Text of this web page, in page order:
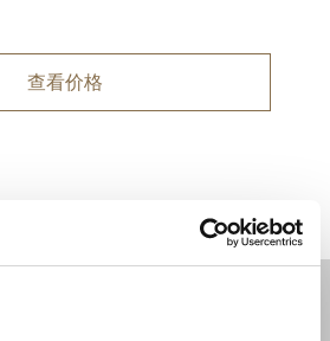
查看价格